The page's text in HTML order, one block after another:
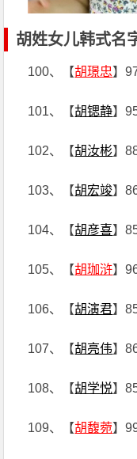
胡姓女儿韩式名
100、【胡璟忠】
101、【胡锶静】
102、【胡汝彬】
103、【胡宏竣】
104、【胡彦喜】
105、【胡珈浒】
106、【胡演君】
107、【胡亮伟】
108、【胡学悦】
109、【胡馥菀】